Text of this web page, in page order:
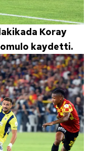
Koray
kaydetti.